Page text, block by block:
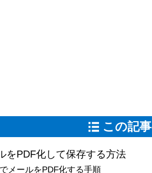
この記
をPDF化して保存する方法
メールをPDF化する手順